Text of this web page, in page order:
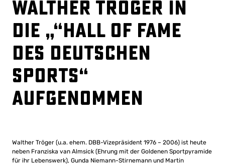
Walther Tröger in
die „“Hall of Fame
des deutschen
Sports“
aufgenommen
Walther Tröger (u.a. ehem. DBB-Vizepräsident 1976 – 2006) ist heute
neben Franziska van Almsick (Ehrung mit der Goldenen Sportpyramide
für ihr Lebenswerk), Gunda Niemann-Stirnemann und Martin